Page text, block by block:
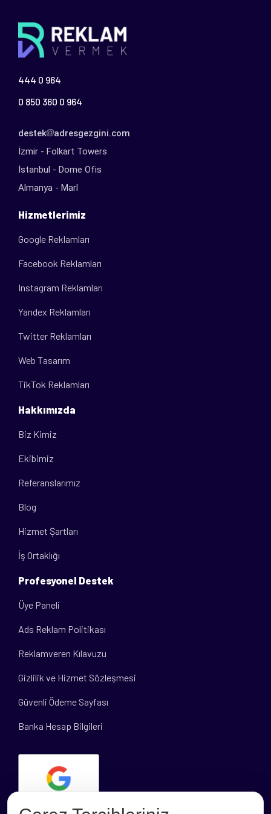
444 0 964
0 850 360 0 964
destek
adresgezgini.com
İzmir - Folkart Towers
İstanbul - Dome Ofis
Almanya - Marl
Hizmetlerimiz
Google Reklamları
Facebook Reklamları
Instagram Reklamları
Yandex Reklamları
Twitter Reklamları
Web Tasarım
TikTok Reklamları
Hakkımızda
Biz Kimiz
Ekibimiz
Referanslarımız
Blog
Hizmet Şartları
İş Ortaklığı
Profesyonel Destek
Üye Paneli
Ads Reklam Politikası
Reklamveren Kılavuzu
Gizlilik ve Hizmet Sözleşmesi
Güvenli Ödeme Sayfası
Banka Hesap Bilgileri